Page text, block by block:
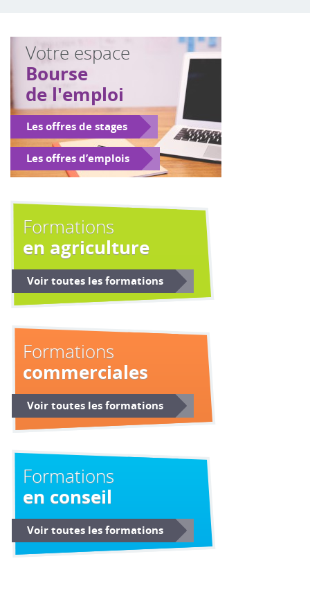
Votre espace
Bourse
de l'emploi
Les offres de stages
Les offres d’emplois
Formations
en agriculture
Voir toutes les formations
Formations
commerciales
Voir toutes les formations
Formations
en conseil
Voir toutes les formations